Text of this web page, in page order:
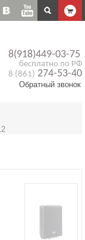
8(918)449-03-75
бесплатно по РФ
8 (861) 274-53-40
Обратный звонок